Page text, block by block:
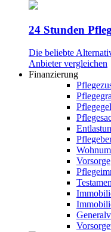
24 Stunden
Die beliebte
Anbieter vergleichen
Finanzierung
Vorsorge